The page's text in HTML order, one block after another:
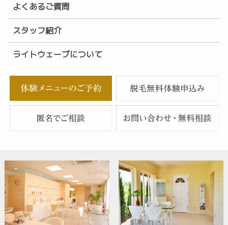
よくあるご質問
スタッフ紹介
ライトウェーブについて